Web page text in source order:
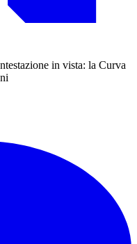
in vista: la Curva